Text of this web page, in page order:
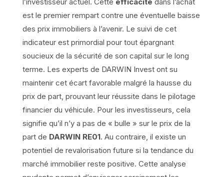
est le premier rempart contre une éventuelle baisse
des prix immobiliers à l’avenir. Le suivi de cet
indicateur est primordial pour tout épargnant
soucieux de la sécurité de son capital sur le long
terme. Les experts de DARWIN Invest ont su
maintenir cet écart favorable malgré la hausse du
prix de part, prouvant leur réussite dans le pilotage
financier du véhicule. Pour les investisseurs, cela
signifie qu’il n’y a pas de « bulle » sur le prix de la
part de DARWIN RE01. Au contraire, il existe un
potentiel de revalorisation future si la tendance du
marché immobilier reste positive. Cette analyse